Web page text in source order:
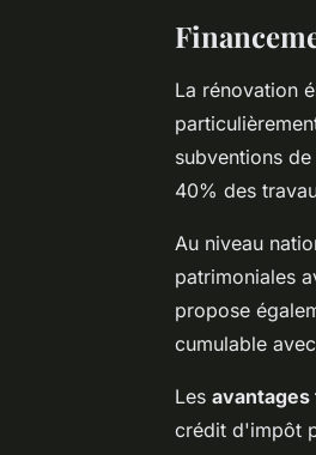
La rénovation
subventions
40% des
Au niveau
patrimoniales
propose
cumulable
Les avantages
crédit d'impôt